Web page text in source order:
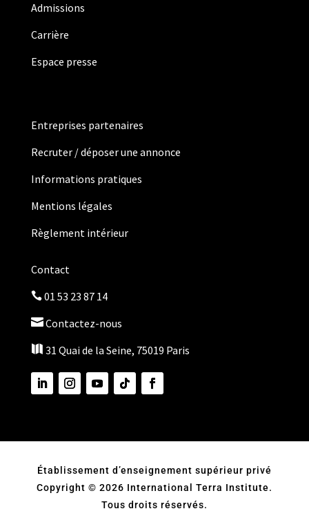
Admissions
Carrière
Espace presse
Entreprises partenaires
Recruter / déposer une annonce
Informations pratiques
Mentions légales
Règlement intérieur
Contact
01 53 23 87 14
Contactez-nous
 31 Quai de la Seine, 75019 Paris
Établissement d’enseignement supérieur privé
Copyright © 2026 International Terra Institute.
Tous droits réservés.